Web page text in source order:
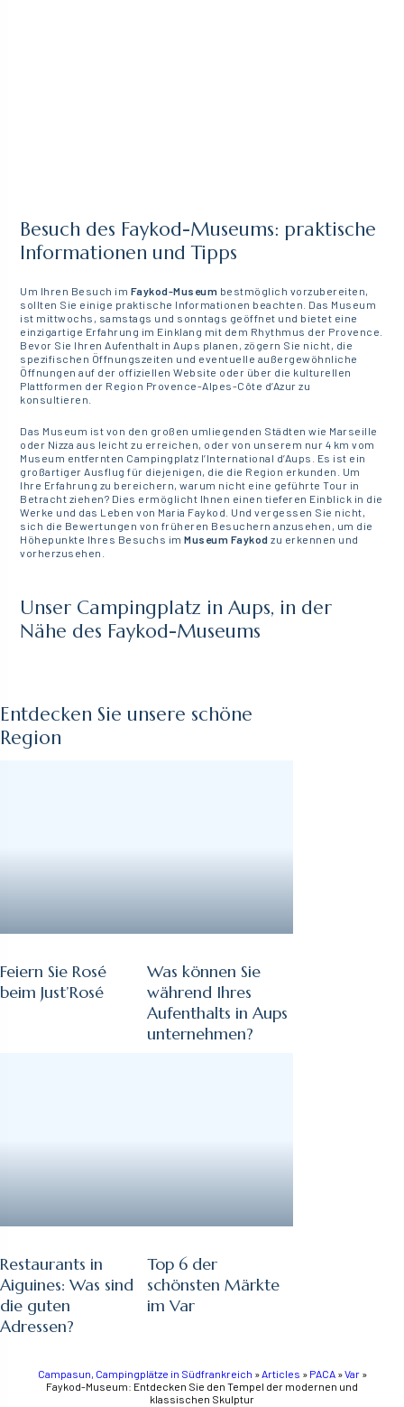
Besuch des Faykod-Museums: praktische
Informationen und Tipps
Um Ihren Besuch im Faykod-Museum bestmöglich vorzubereiten,
sollten Sie einige praktische Informationen beachten. Das Museum
ist mittwochs, samstags und sonntags geöffnet und bietet eine
einzigartige Erfahrung im Einklang mit dem Rhythmus der Provence.
Bevor Sie Ihren Aufenthalt in Aups planen, zögern Sie nicht, die
spezifischen Öffnungszeiten und eventuelle außergewöhnliche
Öffnungen auf der offiziellen Website oder über die kulturellen
Plattformen der Region Provence-Alpes-Côte d’Azur zu
konsultieren.
Das Museum ist von den großen umliegenden Städten wie Marseille
oder Nizza aus leicht zu erreichen, oder von unserem nur 4 km vom
Museum entfernten Campingplatz l’International d’Aups. Es ist ein
großartiger Ausflug für diejenigen, die die Region erkunden. Um
Ihre Erfahrung zu bereichern, warum nicht eine geführte Tour in
Betracht ziehen? Dies ermöglicht Ihnen einen tieferen Einblick in die
Werke und das Leben von Maria Faykod. Und vergessen Sie nicht,
sich die Bewertungen von früheren Besuchern anzusehen, um die
Höhepunkte Ihres Besuchs im Museum Faykod zu erkennen und
vorherzusehen.
Unser Campingplatz in Aups, in der
Nähe des Faykod-Museums
Entdecken Sie unsere schöne
Region
Feiern Sie Rosé
beim Just’Rosé
Was können Sie
während Ihres
Aufenthalts in Aups
unternehmen?
Restaurants in
Aiguines: Was sind
die guten
Adressen?
Top 6 der
schönsten Märkte
im Var
Campasun, Campingplätze in Südfrankreich »Articles » PACA»Var»
Faykod-Museum: Entdecken Sie den Tempel der modernen und
klassischen Skulptur